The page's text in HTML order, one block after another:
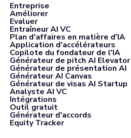
Entreprise
Améliorer
Evaluer
Entraîneur AI VC
Plan d'affaires en matière d'IA
Application d'accélérateurs
Copilote du fondateur de l'IA
Générateur de pitch AI Elevator
Générateur de présentation AI
Générateur AI Canvas
Générateur de visas AI Startup
Analyste AI VC
Intégrations
Outil gratuit
Générateur d'accords
Equity Tracker